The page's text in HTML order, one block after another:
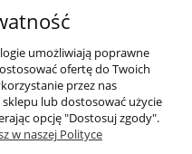
umożliwiają poprawne
ofertę do Twoich
przez nas
lub dostosować użycie
opcję "Dostosuj zgody".
w naszej Polityce